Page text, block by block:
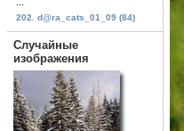
202. d@ra_cats_01_09 (84)
Случайные
изображения